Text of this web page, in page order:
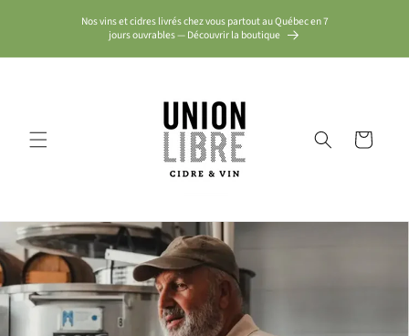
contenu
Nos vins et cidres livrés chez vous partout au Québec en 7
jours ouvrables — Découvrir la boutique
Panier